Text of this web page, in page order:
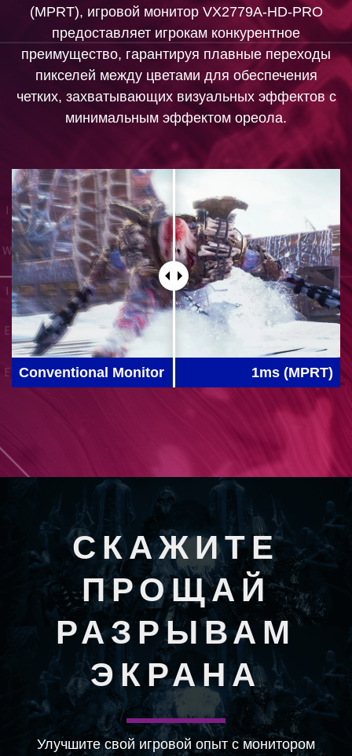
(MPRT), игровой монитор VX2779A-HD-PRO
предоставляет игрокам конкурентное
преимущество, гарантируя плавные переходы
пикселей между цветами для обеспечения
четких, захватывающих визуальных эффектов с
минимальным эффектом ореола.
Conventional Monitor 1ms (MPRT)
СКАЖИТЕ
ПРОЩАЙ
РАЗРЫВАМ
ЭКРАНА
Улучшите свой игровой опыт с монитором